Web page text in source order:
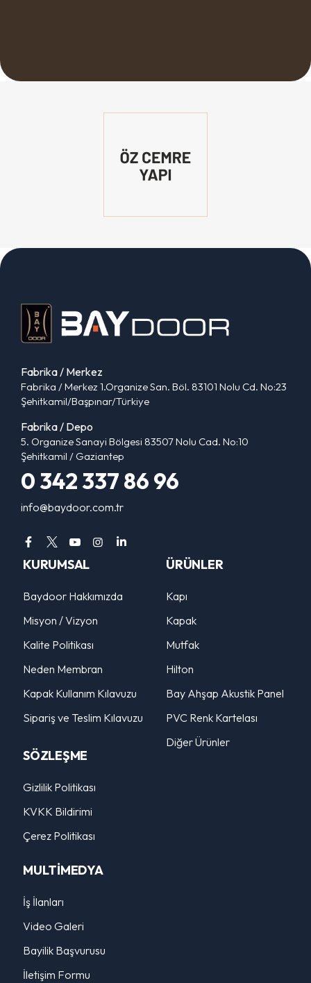
Fabrika / Merkez
Fabrika / Merkez 1.Organize San. Böl. 83101 Nolu Cd. No:23
Şehitkamil/Başpınar/Türkiye
Fabrika / Depo
5. Organize Sanayi Bölgesi 83507 Nolu Cad. No:10
Şehitkamil / Gaziantep
0 342 337 86 96
info@baydoor.com.tr
KURUMSAL
Baydoor Hakkımızda
Misyon / Vizyon
Kalite Politikası
Neden Membran
Kapak Kullanım Kılavuzu
Sipariş ve Teslim Kılavuzu
SÖZLEŞME
Gizlilik Politikası
KVKK Bildirimi
Çerez Politikası
ÜRÜNLER
Kapı
Kapak
Mutfak
Hilton
Bay Ahşap Akustik Panel
PVC Renk Kartelası
Diğer Ürünler
MULTİMEDYA
İş İlanları
Video Galeri
Bayilik Başvurusu
İletişim Formu